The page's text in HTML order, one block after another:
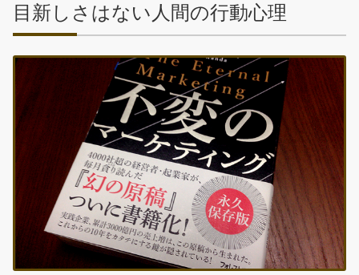
目新しさはない人間の行動心理